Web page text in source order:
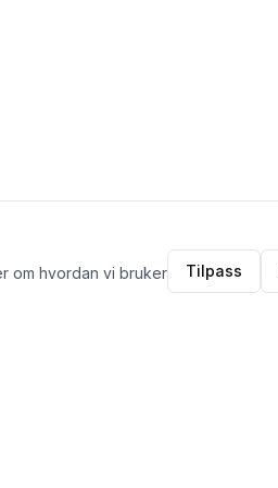
om hvordan vi bruker
Tilpass